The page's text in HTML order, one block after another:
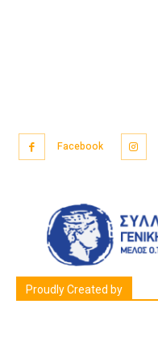
Facebook
Proudly Created by